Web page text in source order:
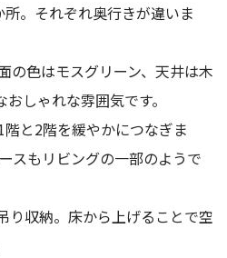
。それぞれ奥行きが違いま
の色はモスグリーン、天井は木
しゃれな雰囲気です。
と2階を緩やかにつなぎま
スもリビングの一部のようで
り収納。床から上げることで空